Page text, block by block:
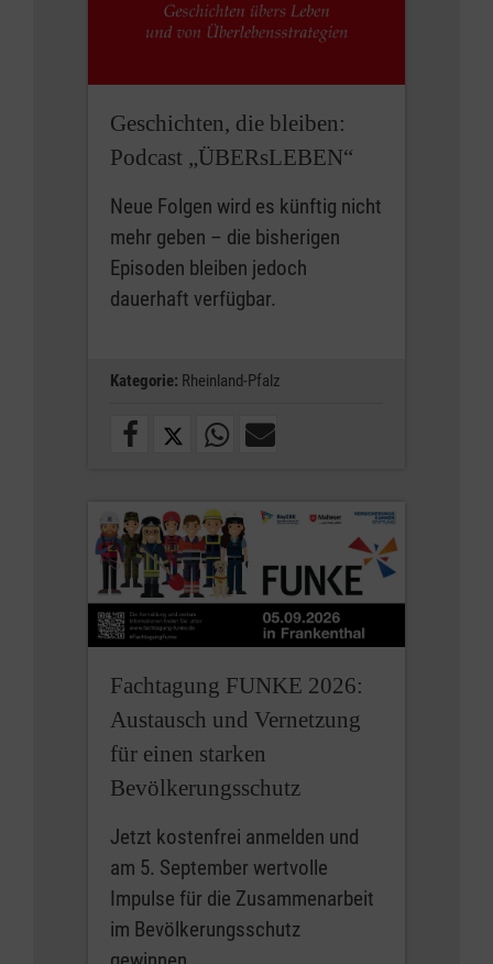
Geschichten, die bleiben:
Podcast „ÜBERsLEBEN“
Neue Folgen wird es künftig nicht
mehr geben – die bisherigen
Episoden bleiben jedoch
dauerhaft verfügbar.
Kategorie: Rheinland-Pfalz
Fachtagung FUNKE 2026:
Austausch und Vernetzung
für einen starken
Bevölkerungsschutz
Jetzt kostenfrei anmelden und
am 5. September wertvolle
Impulse für die Zusammenarbeit
im Bevölkerungsschutz